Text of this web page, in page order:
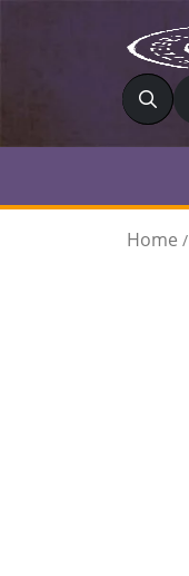
Zoeken
Home /